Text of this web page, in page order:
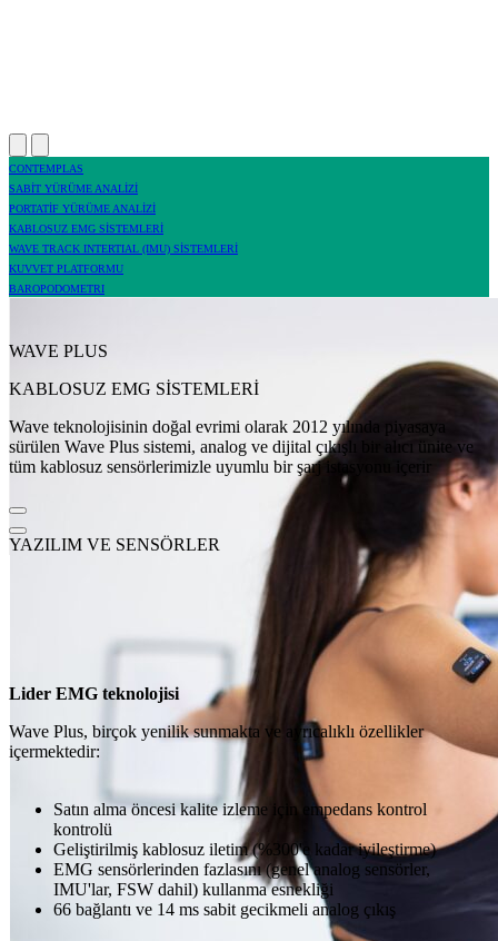
CONTEMPLAS
SABİT YÜRÜME ANALİZİ
PORTATİF YÜRÜME ANALİZİ
KABLOSUZ EMG SİSTEMLERİ
WAVE TRACK INTERTIAL (IMU) SİSTEMLERİ
KUVVET PLATFORMU
BAROPODOMETRI
WAVE PLUS
KABLOSUZ EMG SİSTEMLERİ
Wave teknolojisinin doğal evrimi olarak 2012 yılında piyasaya
sürülen Wave Plus sistemi, analog ve dijital çıkışlı bir alıcı ünite ve
tüm kablosuz sensörlerimizle uyumlu bir şarj istasyonu içerir
YAZILIM VE SENSÖRLER
Lider EMG teknolojisi
Wave Plus, birçok yenilik sunmakta ve ayrıcalıklı özellikler
içermektedir:
Satın alma öncesi kalite izleme için empedans kontrol
kontrolü
Geliştirilmiş kablosuz iletim (%300'e kadar iyileştirme)
EMG sensörlerinden fazlasını (genel analog sensörler,
IMU'lar, FSW dahil) kullanma esnekliği
66 bağlantı ve 14 ms sabit gecikmeli analog çıkış